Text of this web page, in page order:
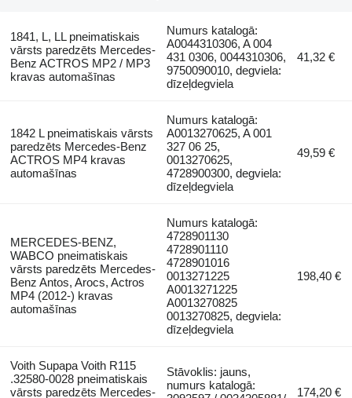
1841, L, LL pneimatiskais
vārsts paredzēts Mercedes-
Benz ACTROS MP2 / MP3
kravas automašīnas
Numurs katalogā:
A0044310306, A 004
431 0306, 0044310306,
9750090010, degviela:
dīzeļdegviela
41,32 €
1842 L pneimatiskais vārsts
paredzēts Mercedes-Benz
ACTROS MP4 kravas
automašīnas
Numurs katalogā:
A0013270625, A 001
327 06 25,
0013270625,
4728900300, degviela:
dīzeļdegviela
49,59 €
MERCEDES-BENZ,
WABCO pneimatiskais
vārsts paredzēts Mercedes-
Benz Antos, Arocs, Actros
MP4 (2012-) kravas
automašīnas
Numurs katalogā:
4728901130
4728901110
4728901016
0013271225
A0013271225
A0013270825
0013270825, degviela:
dīzeļdegviela
198,40 €
Voith Supapa Voith R115
.32580-0028 pneimatiskais
vārsts paredzēts Mercedes-
Stāvoklis: jauns,
numurs katalogā:
174,20 €